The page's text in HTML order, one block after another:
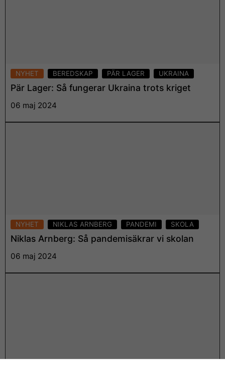
NYHET BEREDSKAP PÄR LAGER UKRAINA
Pär Lager: Så fungerar Ukraina trots kriget
06 maj 2024
NYHET NIKLAS ARNBERG PANDEMI SKOLA
Niklas Arnberg: Så pandemisäkrar vi skolan
06 maj 2024